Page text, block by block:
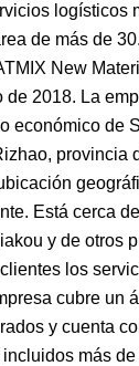
logísticos
de más de
New
de 2018. La
económico de
provincia
Está cerca
y de otros
los
cubre un
y cuenta
más